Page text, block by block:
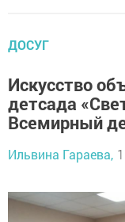
ДОСУГ
Искусство
детсада
Всемирный
Ильвина Гараева,